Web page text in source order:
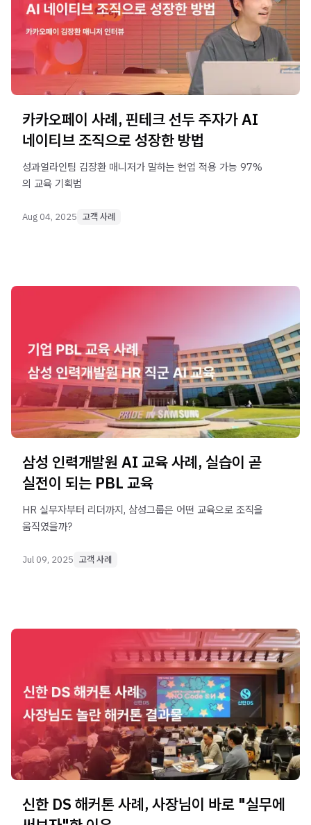
카카오페이 사례, 핀테크 선두 주자가 AI
네이티브 조직으로 성장한 방법
성과얼라인팀 김장환 매니저가 말하는 현업 적용 가능 97%
의 교육 기획법
Aug 04, 2025 고객 사례
삼성 인력개발원 AI 교육 사례, 실습이 곧
실전이 되는 PBL 교육
HR 실무자부터 리더까지, 삼성그룹은 어떤 교육으로 조직을
움직였을까?
Jul 09, 2025 고객 사례
신한 DS 해커톤 사례, 사장님이 바로 "실무에